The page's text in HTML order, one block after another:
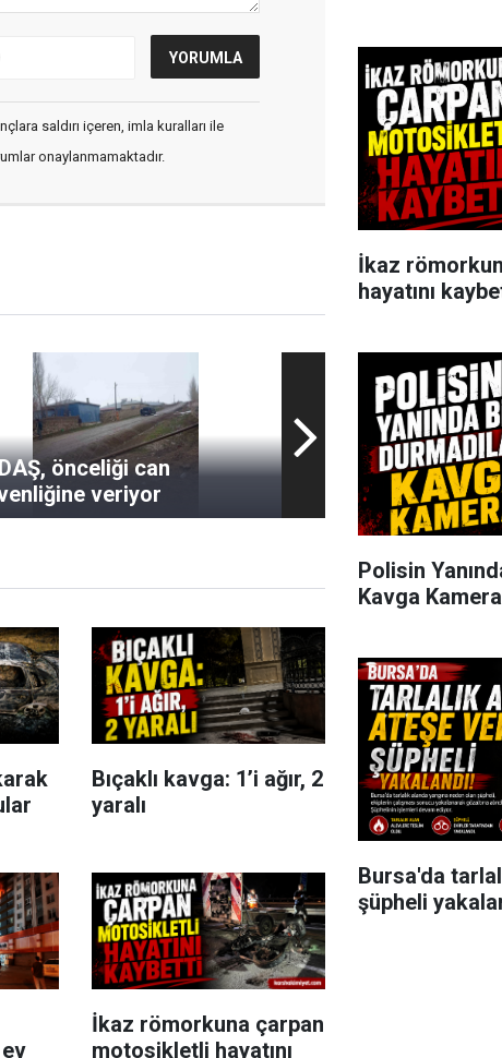
saldırı içeren, imla kuralları ile
onaylanmamaktadır.
önceliği can
veriyor
Bıçaklı kavga: 1’i ağır, 2
yaralı
İkaz römorkuna çarpan
motosikletli hayatını
İkaz
hayatını
Polisin
Kavga
Bursa'da
şüpheli